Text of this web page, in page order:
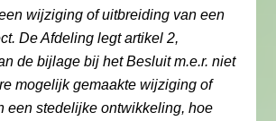
wijziging of uitbreiding van een
De Afdeling legt artikel 2,
de bijlage bij het Besluit m.e.r. niet
mogelijk gemaakte wijziging of
een stedelijke ontwikkeling, hoe